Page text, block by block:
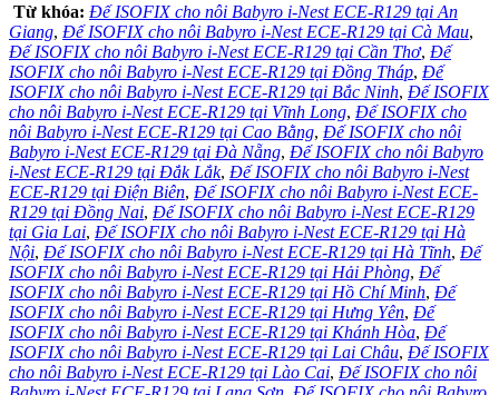
Từ khóa: Đế ISOFIX cho nôi Babyro i-Nest ECE-R129 tại An
Giang, Đế ISOFIX cho nôi Babyro i-Nest ECE-R129 tại Cà Mau,
Đế ISOFIX cho nôi Babyro i-Nest ECE-R129 tại Cần Thơ, Đế
ISOFIX cho nôi Babyro i-Nest ECE-R129 tại Đồng Tháp, Đế
ISOFIX cho nôi Babyro i-Nest ECE-R129 tại Bắc Ninh, Đế ISOFIX
cho nôi Babyro i-Nest ECE-R129 tại Vĩnh Long, Đế ISOFIX cho
nôi Babyro i-Nest ECE-R129 tại Cao Bằng, Đế ISOFIX cho nôi
Babyro i-Nest ECE-R129 tại Đà Nẵng, Đế ISOFIX cho nôi Babyro
i-Nest ECE-R129 tại Đắk Lắk, Đế ISOFIX cho nôi Babyro i-Nest
ECE-R129 tại Điện Biên, Đế ISOFIX cho nôi Babyro i-Nest ECE-
R129 tại Đồng Nai, Đế ISOFIX cho nôi Babyro i-Nest ECE-R129
tại Gia Lai, Đế ISOFIX cho nôi Babyro i-Nest ECE-R129 tại Hà
Nội, Đế ISOFIX cho nôi Babyro i-Nest ECE-R129 tại Hà Tĩnh, Đế
ISOFIX cho nôi Babyro i-Nest ECE-R129 tại Hải Phòng, Đế
ISOFIX cho nôi Babyro i-Nest ECE-R129 tại Hồ Chí Minh, Đế
ISOFIX cho nôi Babyro i-Nest ECE-R129 tại Hưng Yên, Đế
ISOFIX cho nôi Babyro i-Nest ECE-R129 tại Khánh Hòa, Đế
ISOFIX cho nôi Babyro i-Nest ECE-R129 tại Lai Châu, Đế ISOFIX
cho nôi Babyro i-Nest ECE-R129 tại Lào Cai, Đế ISOFIX cho nôi